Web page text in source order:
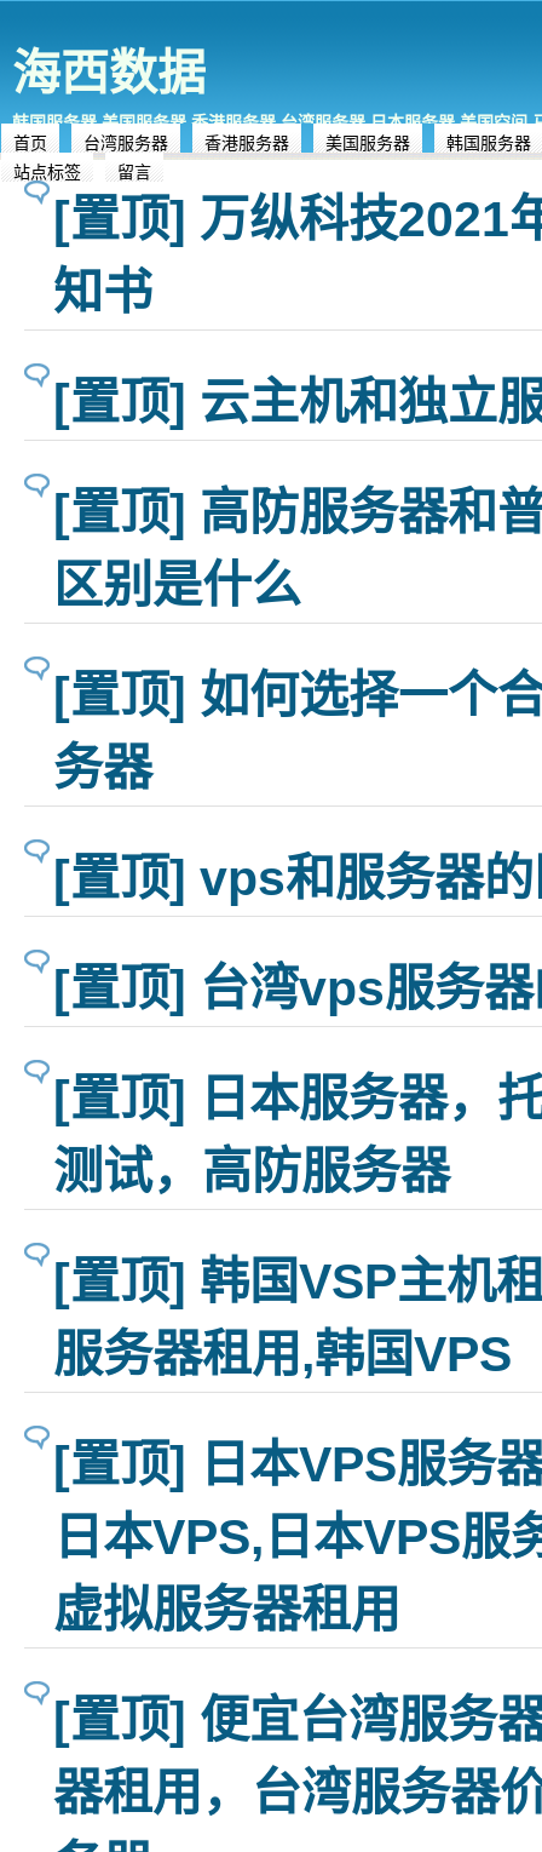
海西数据
韩国服务器,美国服务器,香港服务器,台湾服务器,日本服务器,美国空间
首页
台湾服务器 香港服务器 美国服务器
韩国服务器
站点标签
留言
[置顶] 万纵科技2021
知书
[置顶] 云主机和独立
[置顶] 高防服务器和
区别是什么
[置顶] 如何选择一个
务器
[置顶] vps和服务器
[置顶] 台湾vps服务
[置顶] 日本服务器，
测试，高防服务器
[置顶] 韩国VSP主机
服务器租用,韩国VPS
[置顶] 日本VPS服务
日本VPS,日本VPS服
虚拟服务器租用
[置顶] 便宜台湾服务
器租用，台湾服务器